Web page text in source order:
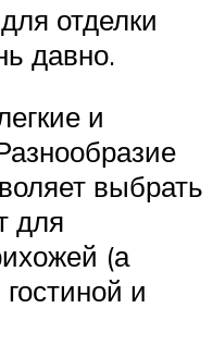
отделки
давно.
и
выбрать
для
(а
и